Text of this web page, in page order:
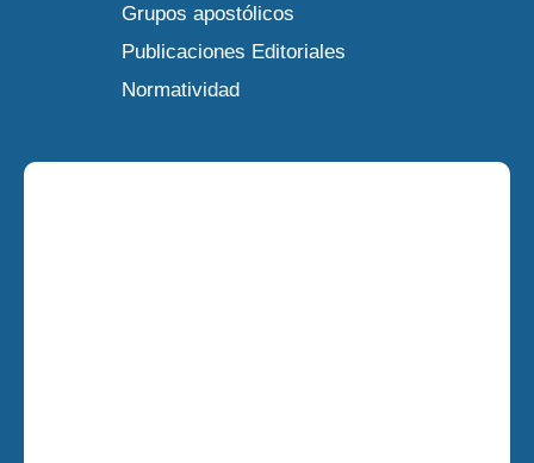
Grupos apostólicos
Publicaciones Editoriales
Normatividad